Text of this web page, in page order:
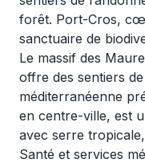
forêt. Port-Cros,
sanctuaire de
Le massif des
offre des sentiers
méditerranéenne
en centre-ville, est
avec serre
Santé et services